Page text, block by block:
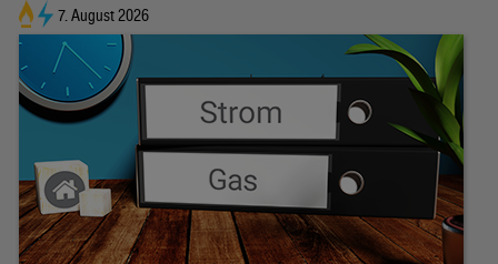
7. August 2026